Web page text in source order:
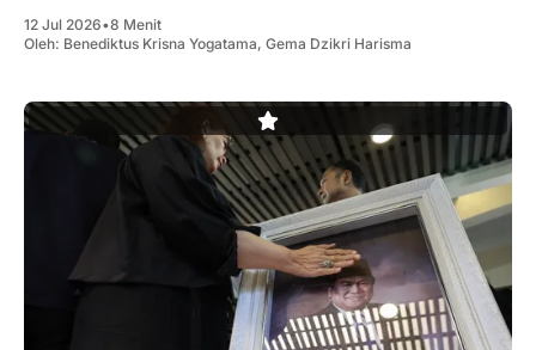
1.559.
12 Jul 2026•8 Menit
Oleh: Benediktus Krisna Yogatama, Gema Dzikri Harisma